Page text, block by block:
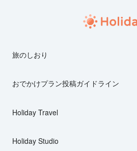
旅のしおり
おでかけプラン投稿ガイドライン
Holiday Travel
Holiday Studio